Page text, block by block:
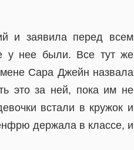
и заявила перед всем
у нее были. Все тут же
Сара Джейн назвала
это за ней, пока им не
встали в кружок и
держала в классе, и